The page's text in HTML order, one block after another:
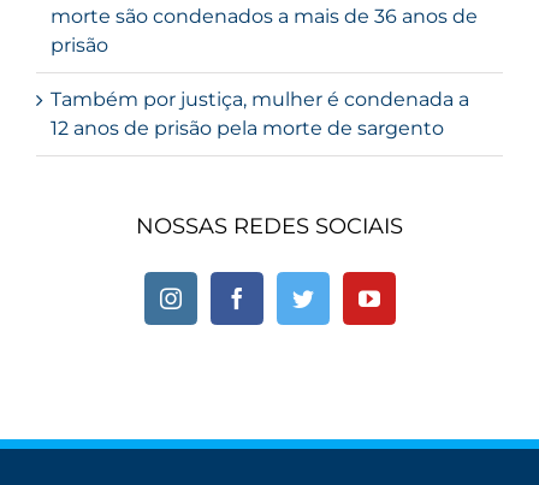
morte são condenados a mais de 36 anos de
prisão
Também por justiça, mulher é condenada a
12 anos de prisão pela morte de sargento
NOSSAS REDES SOCIAIS